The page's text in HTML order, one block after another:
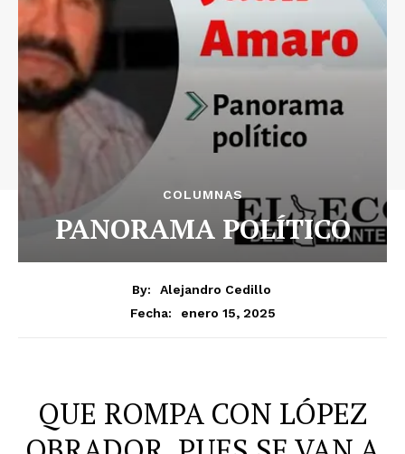
COLUMNAS
PANORAMA POLÍTICO
By:
Alejandro Cedillo
Fecha:
enero 15, 2025
QUE ROMPA CON LÓPEZ